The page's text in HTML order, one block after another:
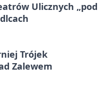
Ulicznych „pod
Trójek
Zalewem